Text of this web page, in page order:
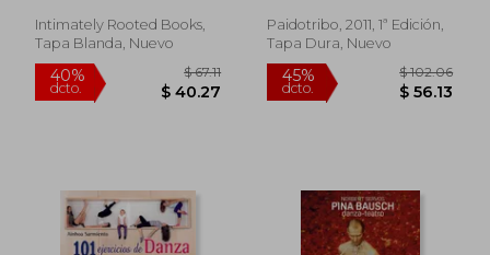
Intimately Rooted Books,
Tapa Blanda, Nuevo
Paidotribo, 2011, 1ª Edición,
Tapa Dura, Nuevo